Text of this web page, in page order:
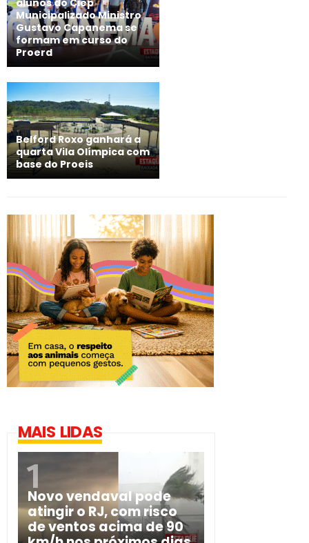
alunos do Ciep
Municipalizado Ministro
Gustavo Capanema se
formam em curso do
Proerd
Belford Roxo ganhará a
quarta Vila Olímpica com
base do Proeis
MAIS LIDAS
Novo vendaval pode
atingir o RJ, com risco
de ventos acima de 90